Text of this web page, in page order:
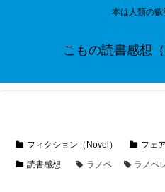
本は人類の
こもの読書感想
フィクション（Novel）
フェ
読書感想
ラノベ ラノベ